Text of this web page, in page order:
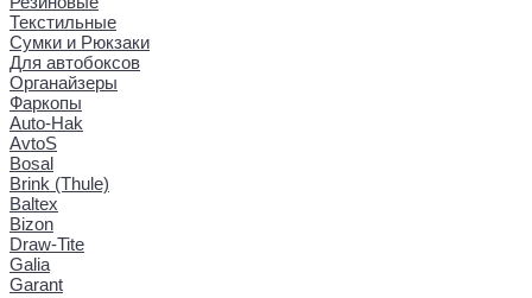
Текстильные
Сумки и Рюкзаки
Для автобоксов
Органайзеры
Фаркопы
Auto-Hak
AvtoS
Bosal
Brink (Thule)
Baltex
Bizon
Draw-Tite
Galia
Garant